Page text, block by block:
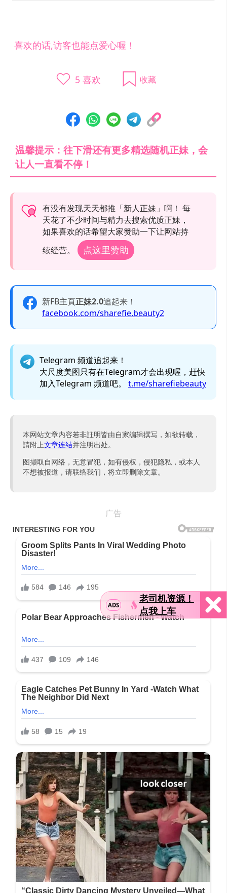
喜欢的话,访客也能点爱心喔！
5 喜欢 收藏
温馨提示：往下滑还有更多精选随机正妹，会
让人一直看不停！
有没有发现天天都推「新人正妹」啊！ 每
天花了不少时间与精力去搜索优质正妹，
如果喜欢的话希望大家赞助一下让网站持
续经营。
点这里赞助
新FB主頁正妹2.0追起来！
facebook.com/sharefie.beauty2
Telegram 频道追起来！
大尺度美图只有在Telegram才会出现喔，赶快
加入Telegram 频道吧。 t.me/sharefiebeauty
本网站文章内容若非註明皆由自家编辑撰写，如欲转载，
請附上文章连结并注明出处。
图撷取自网络，无意冒犯，如有侵权，侵犯隐私，或本人
不想被报道，请联络我们，将立即删除文章。
广告
ADS
老司机资源！
点我上车